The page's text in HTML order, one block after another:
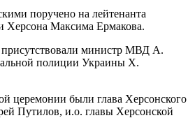
поручено на лейтенанта
Херсона Максима Ермакова.
министр МВД А.
полиции Украины Х.
церемонии были глава Херсонского
Путилов, и.о. главы Херсонской